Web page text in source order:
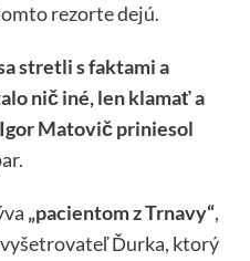
rezorte dejú.
stretli s faktami a
nič iné, len klamať a
Matovič priniesol
„pacientom z Trnavy“,
Ďurka, ktorý